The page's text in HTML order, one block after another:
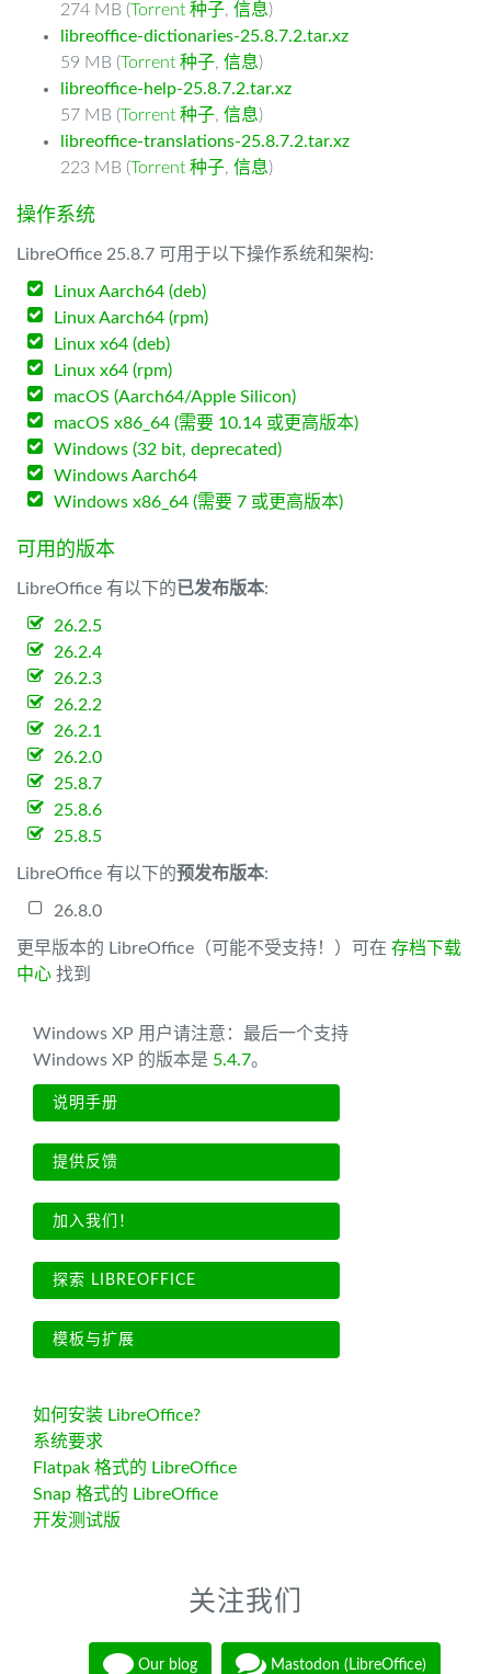
274 MB (Torrent 种子, 信息)
libreoffice-dictionaries-25.8.7.2.tar.xz
59 MB (Torrent 种子, 信息)
libreoffice-help-25.8.7.2.tar.xz
57 MB (Torrent 种子, 信息)
libreoffice-translations-25.8.7.2.tar.xz
223 MB (Torrent 种子, 信息)
操作系统
LibreOffice 25.8.7 可用于以下操作系统和架构:
Linux Aarch64 (deb)
Linux Aarch64 (rpm)
Linux x64 (deb)
Linux x64 (rpm)
macOS (Aarch64/Apple Silicon)
macOS x86_64 (需要 10.14 或更高版本)
Windows (32 bit, deprecated)
Windows Aarch64
Windows x86_64 (需要 7 或更高版本)
可用的版本
LibreOffice 有以下的已发布版本:
26.2.5
26.2.4
26.2.3
26.2.2
26.2.1
26.2.0
25.8.7
25.8.6
25.8.5
LibreOffice 有以下的预发布版本:
26.8.0
更早版本的 LibreOffice（可能不受支持！）可在 存档下载
中心 找到
Windows XP 用户请注意：最后一个支持
Windows XP 的版本是 5.4.7。
说明手册
提供反馈
加入我们！
探索 LIBREOFFICE
模板与扩展
如何安装 LibreOffice?
系统要求
Flatpak 格式的 LibreOffice
Snap 格式的 LibreOffice
开发测试版
关注我们
Our blog Mastodon (LibreOffice)